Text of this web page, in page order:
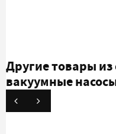
Другие товары из
вакуумные насосы